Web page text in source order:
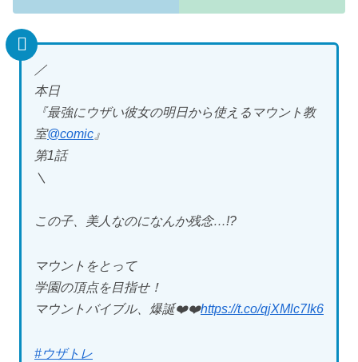
／
本日
『最強にウザい彼女の明日から使えるマウント教
室@comic 』
第1話
＼
この子、美人なのになんか残念…!?
マウントをとって
学園の頂点を目指せ！
マウントバイブル、爆誕❤️‍❤️‍https://t.co/qjXMlc7Ik6
#ウザトレ